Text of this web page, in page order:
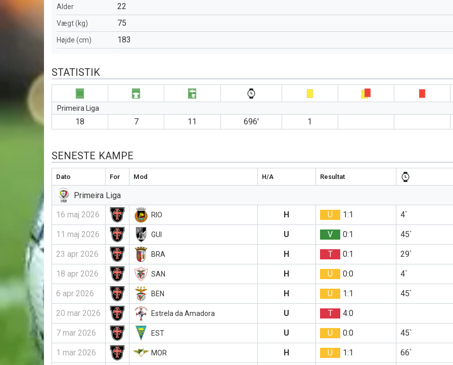
Alder 22
Vægt (kg) 75
Højde (cm) 183
STATISTIK
Primeira Liga
18 7 11 696′ 1
SENESTE KAMPE
Dato For Mod H/A Resultat
Primeira Liga
16 maj 2026 RIO H U 1:1 4`
11 maj 2026 GUI U V 0:1 45`
23 apr 2026 BRA H T 0:1 29`
18 apr 2026 SAN H U 0:0 4`
6 apr 2026 BEN H U 1:1 45`
20 mar 2026 Estrela da Amadora U T 4:0
7 mar 2026 EST U U 0:0 45`
1 mar 2026 MOR H U 1:1 66`